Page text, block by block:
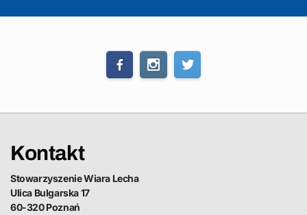
Kontakt
Stowarzyszenie Wiara Lecha
Ulica Bulgarska 17
60-320 Poznań